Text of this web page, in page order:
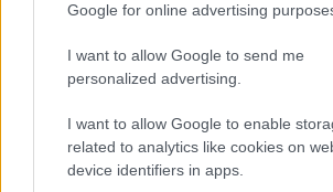
Google for online advertising
I want to allow Google to send me
personalized advertising.
I want to allow Google to enable
related to analytics like cookies on
device identifiers in apps.
BEST OFINTERNET